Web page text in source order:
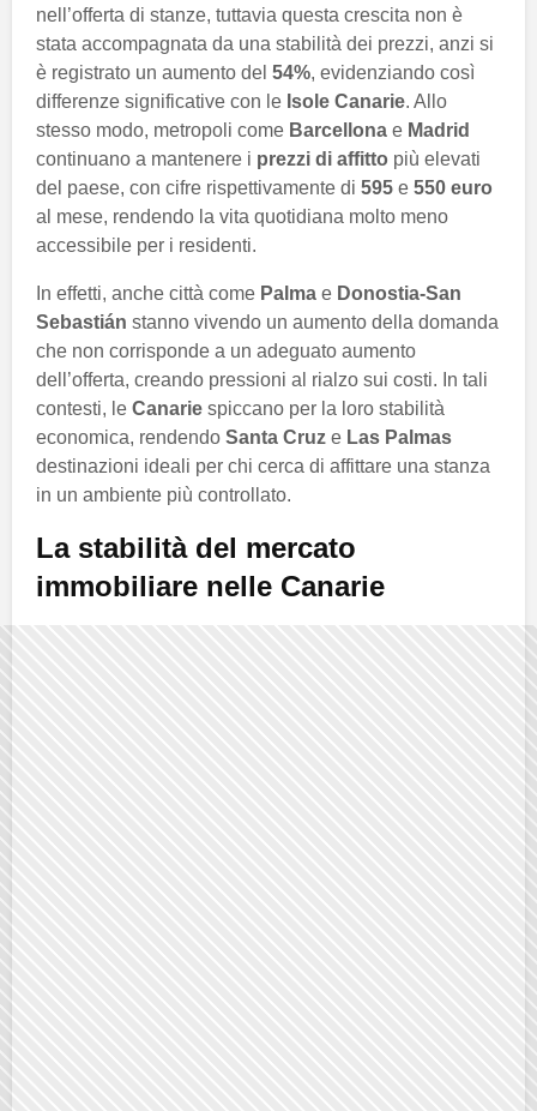
nell’offerta di stanze, tuttavia questa crescita non è
stata accompagnata da una stabilità dei prezzi, anzi si
è registrato un aumento del 54%, evidenziando così
differenze significative con le Isole Canarie. Allo
stesso modo, metropoli come Barcellona e Madrid
continuano a mantenere i prezzi di affitto più elevati
del paese, con cifre rispettivamente di 595 e 550 euro
al mese, rendendo la vita quotidiana molto meno
accessibile per i residenti.
In effetti, anche città come Palma e Donostia-San
Sebastián stanno vivendo un aumento della domanda
che non corrisponde a un adeguato aumento
dell’offerta, creando pressioni al rialzo sui costi. In tali
contesti, le Canarie spiccano per la loro stabilità
economica, rendendo Santa Cruz e Las Palmas
destinazioni ideali per chi cerca di affittare una stanza
in un ambiente più controllato.
La stabilità del mercato
immobiliare nelle Canarie